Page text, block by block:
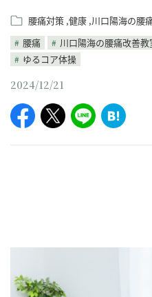
腰痛対策 健康 川口陽海の腰
腰痛
川口陽海の腰痛改善教
ゆるコア体操
2024/12/21